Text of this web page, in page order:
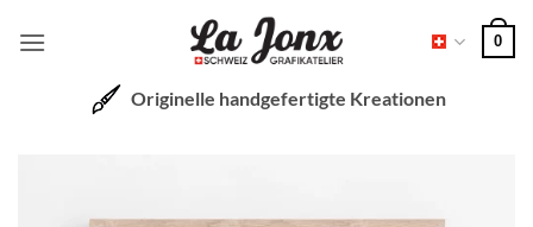
Inhalt
0
Originelle handgefertigte Kreationen